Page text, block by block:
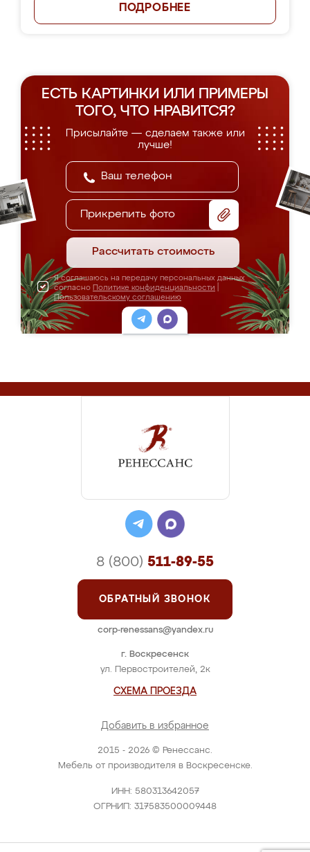
ПОДРОБНЕЕ
ЕСТЬ КАРТИНКИ ИЛИ ПРИМЕРЫ
ТОГО, ЧТО НРАВИТСЯ?
Присылайте — сделаем также или
лучше!
Прикрепить фото
Рассчитать стоимость
Я соглашаюсь на передачу персональных данных
согласно Политике конфиденциальности
Пользовательскому соглашению
2015 - 2026 © Ренессанс.
Мебель от производителя в Воскресенске.
ИНН: 580313642057
ОГРНИП: 317583500009448
г. Воскресенск
ул. Первостроителей, 2к
СХЕМА ПРОЕЗДА
Добавить в избранное
8 (800) 511-89-55
ОБРАТНЫЙ ЗВОНОК
corp-renessans@yandex.ru